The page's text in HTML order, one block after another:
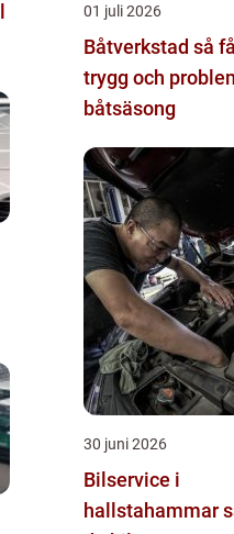
01 juli 2026
Båtverkstad så får du en
trygg och
båtsäsong
30 juni 2026
Bilservice i
hallstahammar så håller